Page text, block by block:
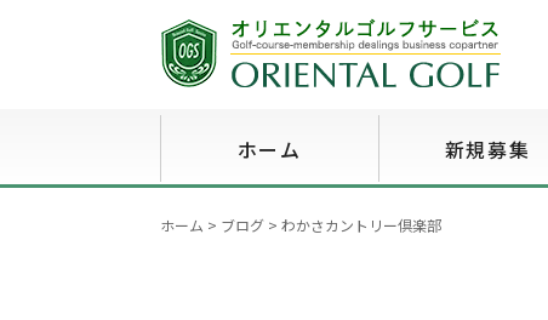
ホーム 新規募集
ホーム > ブログ > わかさカントリー倶楽部